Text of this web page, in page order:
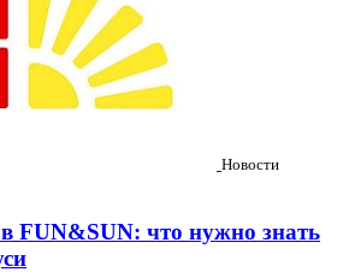
Новости
FUN&SUN: что нужно знать